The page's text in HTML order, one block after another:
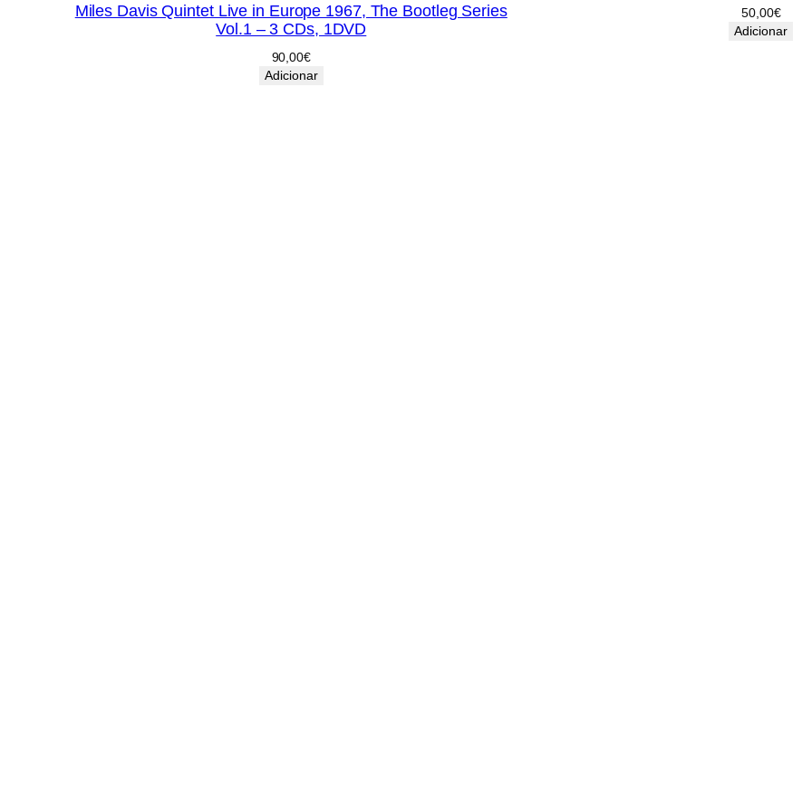
Miles Davis Quintet Live in Europe 1967, The Bootleg Series
Vol.1 – 3 CDs, 1DVD
90,00€
Adicionar
50,00€
Adicionar